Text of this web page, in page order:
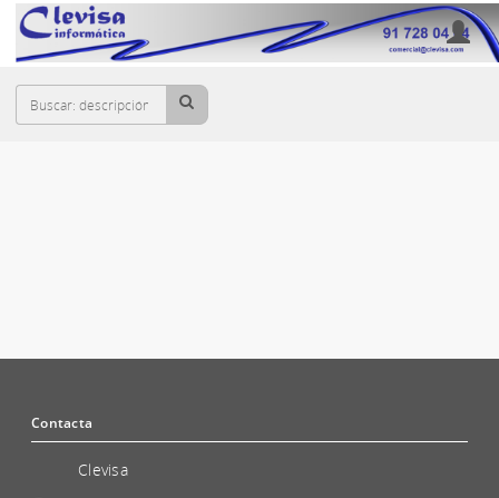
Cesta
ACCESORIOS PARA TELÉFONOS
Contacta
Clevisa